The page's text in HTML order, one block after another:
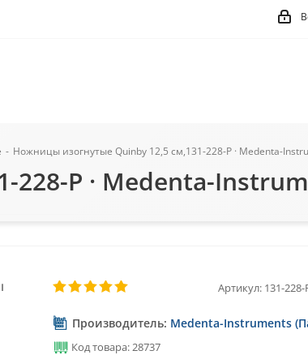
- Ножницы изогнутые Quinby 12,5 см,131-228-P · Medenta-
P · Medenta-
Артикул: 131-228-
Производитель: Medenta-Instruments
Код товара: 28737